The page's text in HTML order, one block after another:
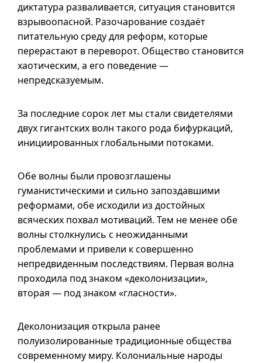
диктатура разваливается, ситуация становится
взрывоопасной. Разочарование создаёт
питательную среду для реформ, которые
перерастают в переворот. Общество становится
хаотическим, а его поведение —
непредсказуемым.
За последние сорок лет мы стали свидетелями
двух гигантских волн такого рода бифуркаций,
инициированных глобальными потоками.
Обе волны были провозглашены
гуманистическими и сильно запоздавшими
реформами, обе исходили из достойных
всяческих похвал мотиваций. Тем не менее обе
волны столкнулись с неожиданными
проблемами и привели к совершенно
непредвиденным последствиям. Первая волна
проходила под знаком «деколонизации»,
вторая — под знаком «гласности».
Деколонизация открыла ранее
полуизолированные традиционные общества
современному миру. Колониальные народы